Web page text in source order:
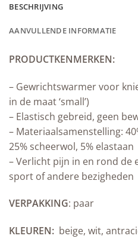
BESCHRIJVING
AANVULLENDE INFORMATIE
PRODUCTKENMERKEN:
– Gewrichtswarmer voor
in de maat ‘small’)
– Elastisch gebreid, geen
– Materiaalsamenstelling:
25% scheerwol, 5% elastaan
– Verlicht pijn in en rond de
sport of andere bezigheden
VERPAKKING: paar
KLEUREN: beige, wit,